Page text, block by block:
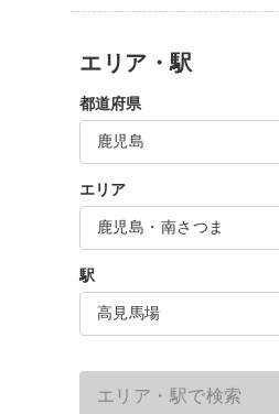
エリア・駅
都道府県
鹿児島
エリア
鹿児島・南さつま
駅
高見馬場
エリア・駅で検索